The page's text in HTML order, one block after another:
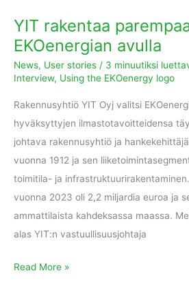
YIT rakentaa
EKOenergian avulla
News, User stories / 3 minuutiksi
Interview, Using the EKOenergy logo
Rakennusyhtiö YIT Oyj valitsi
hyväksyttyjen ilmastotavoitteidensa
johtava rakennusyhtiö ja
vuonna 1912 ja sen
toimitila- ja
vuonna 2023 oli 2,2 miljardia euroa ja
ammattilaista kahdeksassa maassa.
alas YIT:n vastuullisuusjohtaja
Read More »